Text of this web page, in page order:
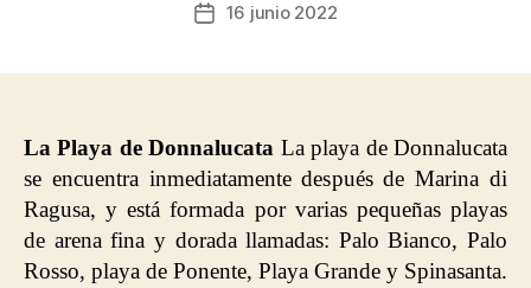
Fecha16 junio 2022
La Playa de Donnalucata La playa de Donnalucata
se encuentra inmediatamente después de Marina di
Ragusa, y está formada por varias pequeñas playas
de arena fina y dorada llamadas: Palo Bianco, Palo
Rosso, playa de Ponente, Playa Grande y Spinasanta.